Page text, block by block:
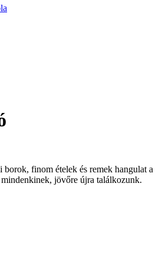
finom ételek és remek hangulat a
jövőre újra találkozunk.